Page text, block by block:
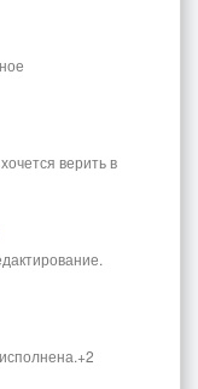
верить в